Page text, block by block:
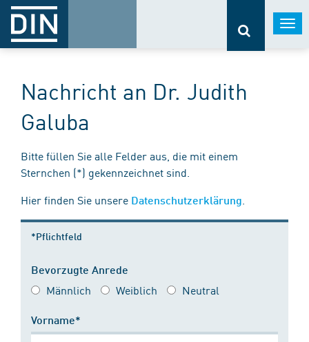
Nachricht an Dr. Judith
Galuba
Bitte füllen Sie alle Felder aus, die mit einem
Sternchen (*) gekennzeichnet sind.
Hier finden Sie unsere Datenschutzerklärung
*Pflichtfeld
Bevorzugte Anrede
Männlich Weiblich Neutral
Vorname*